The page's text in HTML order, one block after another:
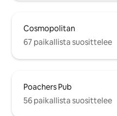
Cosmopolitan
67 paikallista suosittelee
Poachers Pub
56 paikallista suosittelee